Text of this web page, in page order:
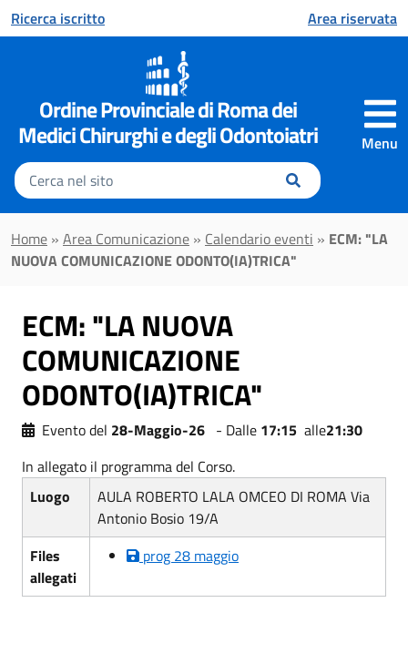
al contenuto principale
Ricerca iscritto Area riservata
Menu
Ordine Provinciale di Roma dei
Medici Chirurghi e degli Odontoiatri
Inserisci
il
testo
da
cercare
Home » Area Comunicazione » Calendario eventi » ECM: "LA
NUOVA COMUNICAZIONE ODONTO(IA)TRICA"
ECM: "LA NUOVA
COMUNICAZIONE
ODONTO(IA)TRICA"
Evento del 28-Maggio-26 - Dalle 17:15 alle21:30
In allegato il programma del Corso.
Luogo
AULA ROBERTO LALA OMCEO DI ROMA Via
Antonio Bosio 19/A
Files
allegati
prog 28 maggio